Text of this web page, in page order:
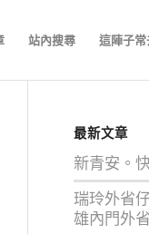
站內搜尋 這陣子
最新文章
新青安。
瑞玲外省
雄內門外